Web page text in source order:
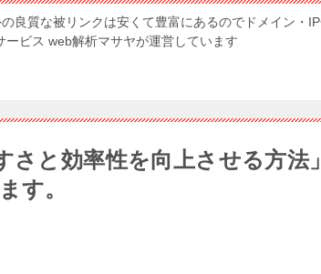
良質な被リンクは安くて豊富にあるのでドメイン・
ービス web解析マサヤが運営しています
さと効率性を向上させる方法
す。